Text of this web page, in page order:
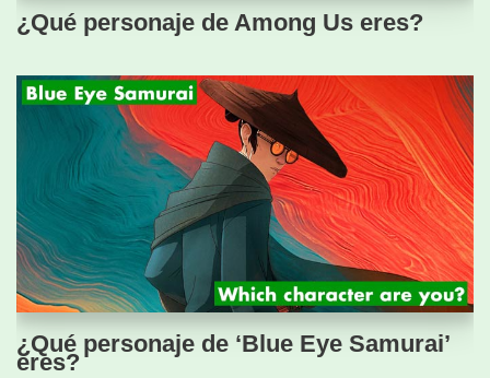
¿Qué personaje de Among Us eres?
¿Qué personaje de ‘Blue Eye Samurai’
eres?